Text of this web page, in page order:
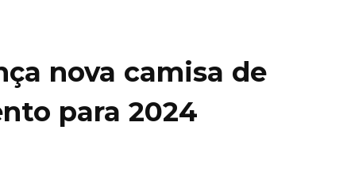
nova camisa de
para 2024